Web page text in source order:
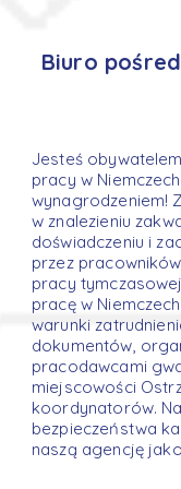
Biuro
Jesteś
pracy w
wynagrodzeniem!
w znalezieniu
doświadczeniu i
przez
pracy
pracę w
warunki
dokumentów,
pracodawcami
miejscowości
koordynatorów.
bezpieczeństwa
naszą agencję